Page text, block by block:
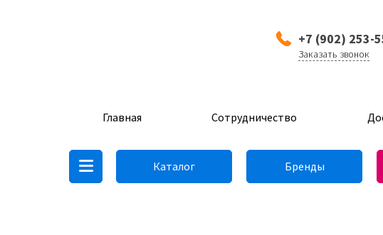
+7 (902) 253-
Заказать звонок
Главная Сотрудничество
Каталог Бренды